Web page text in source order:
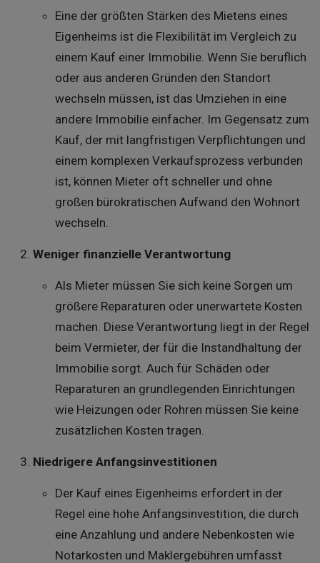
Eine der größten Stärken des Mietens eines
Eigenheims ist die Flexibilität im Vergleich zu
einem Kauf einer Immobilie. Wenn Sie beruflich
oder aus anderen Gründen den Standort
wechseln müssen, ist das Umziehen in eine
andere Immobilie einfacher. Im Gegensatz zum
Kauf, der mit langfristigen Verpflichtungen und
einem komplexen Verkaufsprozess verbunden
ist, können Mieter oft schneller und ohne
großen bürokratischen Aufwand den Wohnort
wechseln.
Weniger finanzielle Verantwortung
Als Mieter müssen Sie sich keine Sorgen um
größere Reparaturen oder unerwartete Kosten
machen. Diese Verantwortung liegt in der Regel
beim Vermieter, der für die Instandhaltung der
Immobilie sorgt. Auch für Schäden oder
Reparaturen an grundlegenden Einrichtungen
wie Heizungen oder Rohren müssen Sie keine
zusätzlichen Kosten tragen.
Niedrigere Anfangsinvestitionen
Der Kauf eines Eigenheims erfordert in der
Regel eine hohe Anfangsinvestition, die durch
eine Anzahlung und andere Nebenkosten wie
Notarkosten und Maklergebühren umfasst